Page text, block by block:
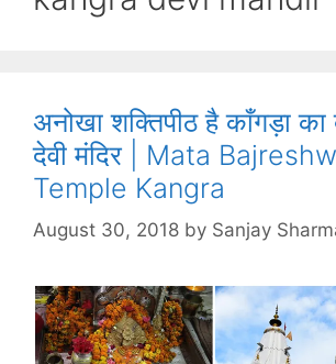
अनोखा शक्तिपीठ है काँगड़ा का
देवी मंदिर | Mata
Temple Kangra
August 30, 2018 by Sanjay